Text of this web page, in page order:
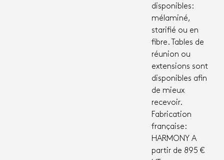
disponibles:
mélaminé,
starifié ou en
fibre. Tables de
réunion ou
extensions sont
disponibles afin
de mieux
recevoir.
Fabrication
française:
HARMONY A
partir de 895 €